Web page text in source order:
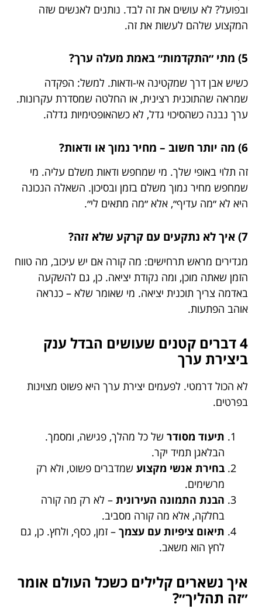
ובפועל? לא עושים את זה לבד. נותנים לאנשים שזה
המקצוע שלהם לעשות את זה.
5) מתי ״התקדמות״ באמת מעלה ערך?
כשיש אבן דרך שמקטינה אי-ודאות. למשל: הפקדה
שמראה שהתוכנית רצינית, או החלטה שמסדרת עקרונות.
ערך נבנה כשהסיכוי גדל, לא כשהאופטימיות גדלה.
6) מה יותר חשוב – מחיר נמוך או ודאות?
זה תלוי באופי שלך. מי שמחפש ודאות משלם עליה. מי
שמחפש מחיר נמוך משלם בזמן ובסיכון. השאלה הנכונה
היא לא ״מה עדיף״, אלא ״מה מתאים לי״.
7) איך לא נתקעים עם קרקע שלא זזה?
מגדירים מראש תרחישים: מה קורה אם יש עיכוב, מה טווח
הזמן שאתה מוכן, ומה נקודת יציאה. כן, גם להשקעה
באדמה צריך תוכנית יציאה. מי שאומר שלא – כנראה
אוהב הפתעות.
4 דברים קטנים שעושים הבדל ענק
ביצירת ערך
לא הכול דרמטי. לפעמים יצירת ערך היא פשוט מצוינות
בפרטים.
תיעוד מסודר של כל מהלך, פגישה, ומסמך.
הבלאגן תמיד יקר.
בחירת אנשי מקצוע שמדברים פשוט, ולא רק
מרשימים.
הבנת התמונה העירונית – לא רק מה קורה
בחלקה, אלא מה קורה מסביב.
תיאום ציפיות עם עצמך – זמן, כסף, ולחץ. כן, גם
לחץ הוא משאב.
איך נשארים קלילים כשכל העולם אומר
״זה תהליך״?